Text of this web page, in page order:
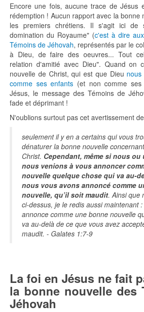
Encore une fois, aucune trace de Jésus
rédemption ! Aucun rapport avec la bonne
les premiers chrétiens. Il s'agit ici de
domination du Royaume" (c'est à dire
Témoins de Jéhovah, représentés par le
à Dieu, de faire des oeuvres... Tout
relation d'amitié avec Dieu". Quand on
nouvelle de Christ, qui est que Dieu
comme ses enfants (et non comme
Jésus, le message des Témoins de
fade et déprimant !
N'oublions surtout pas cet avertissement
seulement il y en a certains qui vous
dénaturer la bonne nouvelle
Christ. Cependant, même si nous ou
nous venions à vous annoncer
nouvelle quelque chose qui va au-
nous vous avons annoncé comme
nouvelle, qu’il soit maudit. Ainsi que
ci-dessus, je le redis aussi maintenant
annonce comme une bonne nouvelle
va au-delà de ce que vous avez
maudit. - Galates 1:7-9
La foi en Jésus ne fait
la bonne nouvelle des
Jéhovah